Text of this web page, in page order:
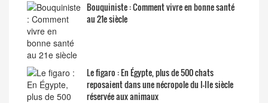
Bouquiniste : Comment vivre en bonne santé
au 21e siècle
Le figaro : En Égypte, plus de 500 chats
reposaient dans une nécropole du I-IIe siècle
réservée aux animaux